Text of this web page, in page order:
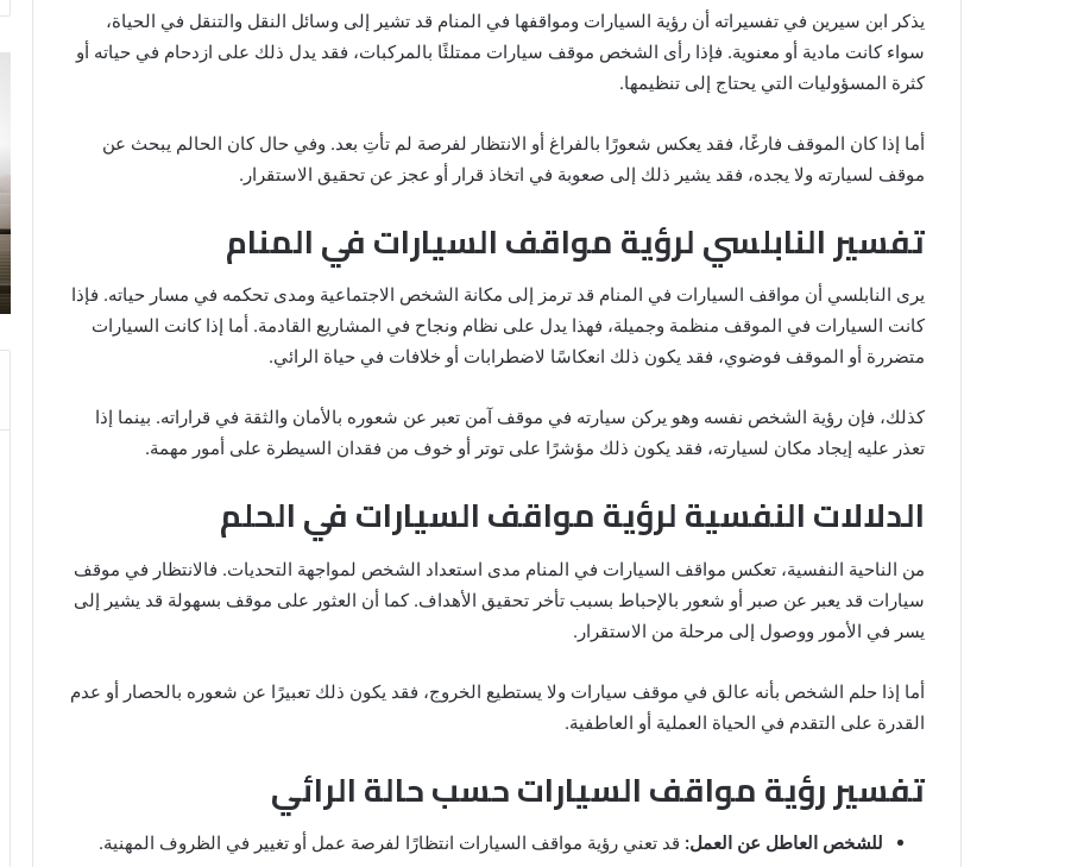
يذكر ابن سيرين في تفسيراته أن رؤية السيارات ومواقفها في المنام قد تشير إلى وسائل النقل والتنقل في الحياة،
سواء كانت مادية أو معنوية. فإذا رأى الشخص موقف سيارات ممتلئًا بالمركبات، فقد يدل ذلك على ازدحام في حياته أو
كثرة المسؤوليات التي يحتاج إلى تنظيمها.
أما إذا كان الموقف فارغًا، فقد يعكس شعورًا بالفراغ أو الانتظار لفرصة لم تأتِ بعد. وفي حال كان الحالم يبحث عن
موقف لسيارته ولا يجده، فقد يشير ذلك إلى صعوبة في اتخاذ قرار أو عجز عن تحقيق الاستقرار.
تفسير النابلسي لرؤية مواقف السيارات في المنام
يرى النابلسي أن مواقف السيارات في المنام قد ترمز إلى مكانة الشخص الاجتماعية ومدى تحكمه في مسار حياته. فإذا
كانت السيارات في الموقف منظمة وجميلة، فهذا يدل على نظام ونجاح في المشاريع القادمة. أما إذا كانت السيارات
متضررة أو الموقف فوضوي، فقد يكون ذلك انعكاسًا لاضطرابات أو خلافات في حياة الرائي.
كذلك، فإن رؤية الشخص نفسه وهو يركن سيارته في موقف آمن تعبر عن شعوره بالأمان والثقة في قراراته. بينما إذا
تعذر عليه إيجاد مكان لسيارته، فقد يكون ذلك مؤشرًا على توتر أو خوف من فقدان السيطرة على أمور مهمة.
الدلالات النفسية لرؤية مواقف السيارات في الحلم
من الناحية النفسية، تعكس مواقف السيارات في المنام مدى استعداد الشخص لمواجهة التحديات. فالانتظار في موقف
سيارات قد يعبر عن صبر أو شعور بالإحباط بسبب تأخر تحقيق الأهداف. كما أن العثور على موقف بسهولة قد يشير إلى
يسر في الأمور ووصول إلى مرحلة من الاستقرار.
أما إذا حلم الشخص بأنه عالق في موقف سيارات ولا يستطيع الخروج، فقد يكون ذلك تعبيرًا عن شعوره بالحصار أو عدم
القدرة على التقدم في الحياة العملية أو العاطفية.
تفسير رؤية مواقف السيارات حسب حالة الرائي
للشخص العاطل عن العمل: قد تعني رؤية مواقف السيارات انتظارًا لفرصة عمل أو تغيير في الظروف المهنية.
تفسير
رؤية
في
المنام
12 مايو، 2025
تفسير رؤية الجثث في المنام
تفسير
حارس
شخصي
8 يونيو، 2025
تفسير حلم اني حارس شخصي